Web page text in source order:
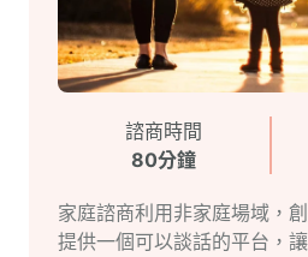
諮商時間
80分鐘
家庭諮商利用非家庭場域，
提供一個可以談話的平台，